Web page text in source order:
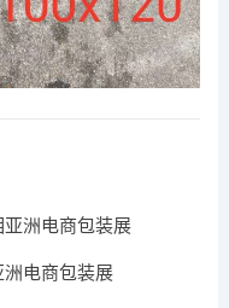
洲电商包装展
电商包装展